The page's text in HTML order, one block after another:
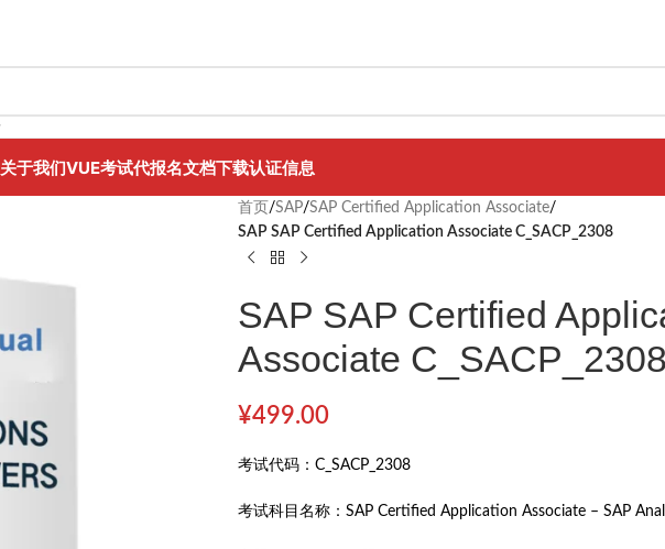
关于我们VUE考试代报名文档下载认证信息
首页 /SAP/SAP Certified Application Associate/
SAP SAP Certified Application Associate C_SACP_2308
SAP SAP Certified
Associate C_SACP_2308
¥499.00
考试代码： C_SACP_2308
考试科目名称： SAP Certified Application Associate – SAP